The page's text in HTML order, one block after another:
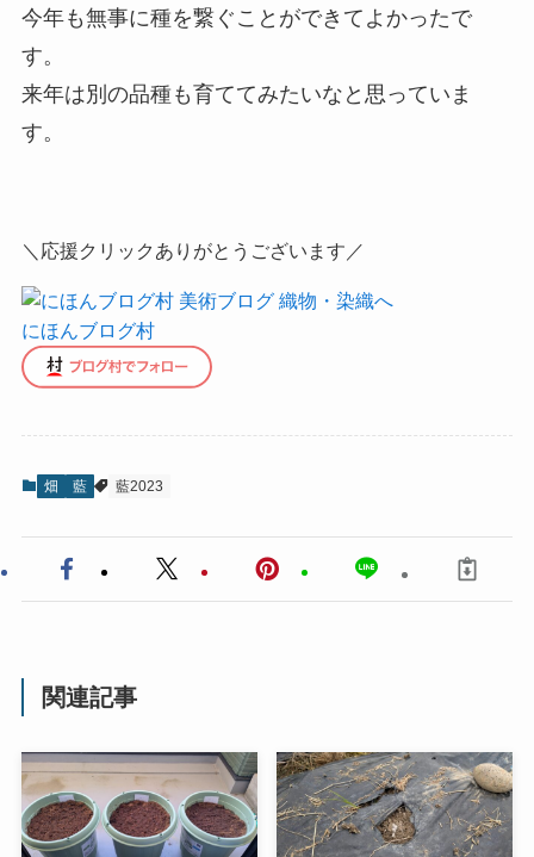
今年も無事に種を繋ぐことができてよかったで
す。
来年は別の品種も育ててみたいなと思っていま
す。
＼応援クリックありがとうございます／
にほんブログ村
畑 藍 藍2023
関連記事